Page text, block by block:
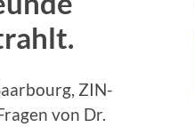
ZIN-
von Dr.